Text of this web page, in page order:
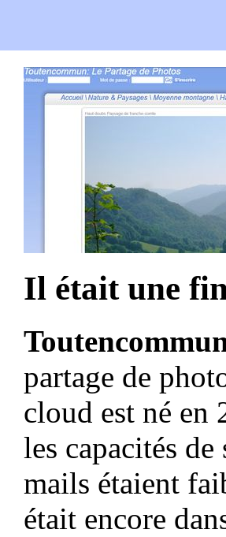
Il était une
partage de
cloud est né en
les capacités
mails étaient
était encore